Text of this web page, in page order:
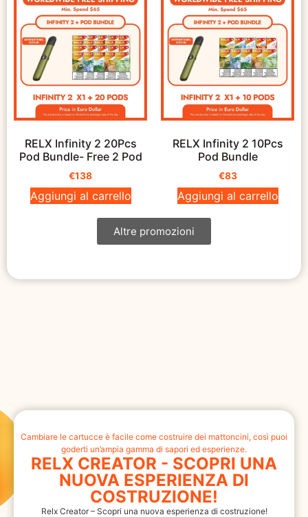
RELX Infinity 2 20Pcs
Pod Bundle- Free 2 Pod
€138
Aggiungi al carrello
RELX Infinity 2 10Pcs
Pod Bundle
€83
Aggiungi al carrello
Altre promozioni
Cambiare le cartucce è facile come costruire dei mattoncini, così puoi
goderti un’ampia gamma di sapori ed esperienze.
RELX CREATOR - SCOPRI UNA
NUOVA ESPERIENZA DI
COSTRUZIONE!
Relx Creator – Scopri una nuova esperienza di costruzione!